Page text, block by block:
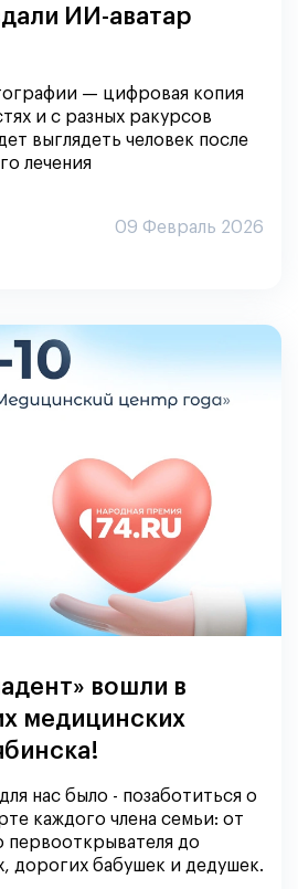
ИИ-аватар
— цифровая копия
и с разных ракурсов
выглядеть человек после
лечения
09 Февраль 2026
вошли в
медицинских
нас было - позаботиться о
каждого члена семьи: от
первооткрывателя до
дорогих бабушек и дедушек.